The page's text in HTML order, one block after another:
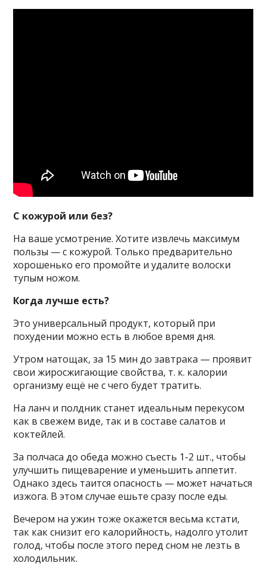
С кожурой или без?
На ваше усмотрение. Хотите извлечь максимум
пользы — с кожурой. Только предварительно
хорошенько его промойте и удалите волоски
тупым ножом.
Когда лучше есть?
Это универсальный продукт, который при
похудении можно есть в любое время дня.
Утром натощак, за 15 мин до завтрака — проявит
свои жиросжигающие свойства, т. к. калории
организму ещё не с чего будет тратить.
На ланч и полдник станет идеальным перекусом
как в свежем виде, так и в составе салатов и
коктейлей.
За полчаса до обеда можно съесть 1-2 шт., чтобы
улучшить пищеварение и уменьшить аппетит.
Однако здесь таится опасность — может начаться
изжога. В этом случае ешьте сразу после еды.
Вечером на ужин тоже окажется весьма кстати,
так как снизит его калорийность, надолго утолит
голод, чтобы после этого перед сном не лезть в
холодильник.